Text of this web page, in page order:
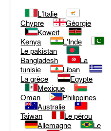
L'Italie
Chypre
Géorgie
Koweït
Kenya
L'Inde
Le pakistan
Bangladesh
La
tunisie
Liban
La grèce
Egypte
Mexique
Oman
Philippines
Australie
Taiwan
Le pérou
Allemagne
Le